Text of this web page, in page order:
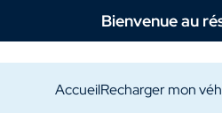
Bienvenue au réseau
AccueilRecharger mon